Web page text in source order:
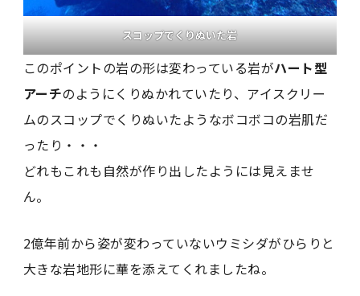
スコップでくりぬいた岩
このポイントの岩の形は変わっている岩がハート型
アーチのようにくりぬかれていたり、アイスクリー
ムのスコップでくりぬいたようなボコボコの岩肌だ
ったり・・・
どれもこれも自然が作り出したようには見えませ
ん。
2億年前から姿が変わっていないウミシダがひらりと
大きな岩地形に華を添えてくれましたね。